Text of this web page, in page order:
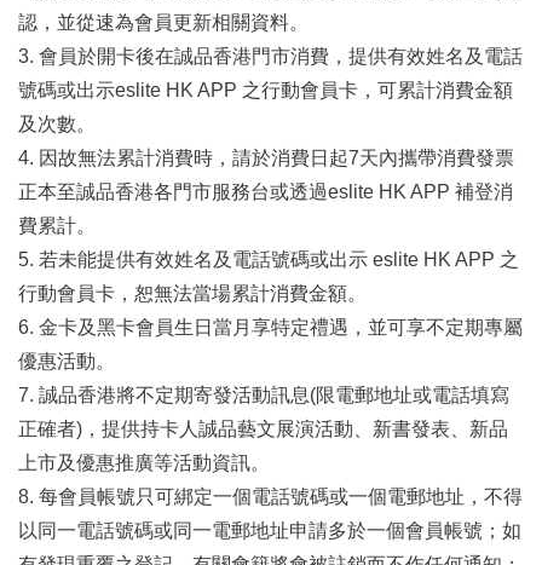
認，並從速為會員更新相關資料。
3. 會員於開卡後在誠品香港門市消費，提供有效姓名及電話
號碼或出示eslite HK APP 之行動會員卡，可累計消費金額
及次數。
4. 因故無法累計消費時，請於消費日起7天內攜帶消費發票
正本至誠品香港各門市服務台或透過eslite HK APP 補登消
費累計。
5. 若未能提供有效姓名及電話號碼或出示 eslite HK APP 之
行動會員卡，恕無法當場累計消費金額。
6. 金卡及黑卡會員生日當月享特定禮遇，並可享不定期專屬
優惠活動。
7. 誠品香港將不定期寄發活動訊息(限電郵地址或電話填寫
正確者)，提供持卡人誠品藝文展演活動、新書發表、新品
上市及優惠推廣等活動資訊。
8. 每會員帳號只可綁定一個電話號碼或一個電郵地址，不得
以同一電話號碼或同一電郵地址申請多於一個會員帳號；如